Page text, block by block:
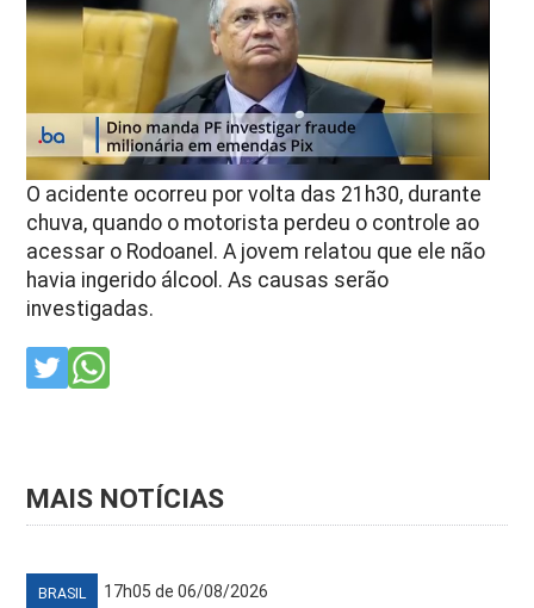
O acidente ocorreu por volta das 21h30, durante
chuva, quando o motorista perdeu o controle ao
acessar o Rodoanel. A jovem relatou que ele não
havia ingerido álcool. As causas serão
investigadas.
MAIS NOTÍCIAS
BRASIL 17h05 de 06/08/2026